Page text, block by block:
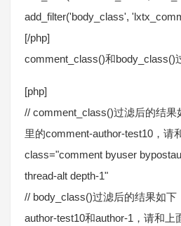
add_filter('body_class',
[/php]
comment_class()和body_class()
[php]
// comment_class()过滤后的结
里的comment-author-test10，请
class="comment byuser
thread-alt depth-1"
// body_class()过滤后的结果如
author-test10和author-1，请和上